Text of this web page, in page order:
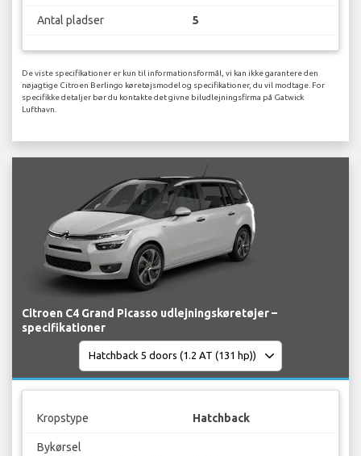
Antal pladser 5
De viste specifikationer er kun til informationsformål, vi kan ikke garantere den
nøjagtige Citroen Berlingo køretøjsmodel og specifikationer, du vil modtage. For
specifikke detaljer bør du kontakte det givne biludlejningsfirma på Gatwick
Lufthavn.
Citroen C4 Grand Picasso udlejningskøretøjer –
specifikationer
Kropstype Hatchback
Bykørsel